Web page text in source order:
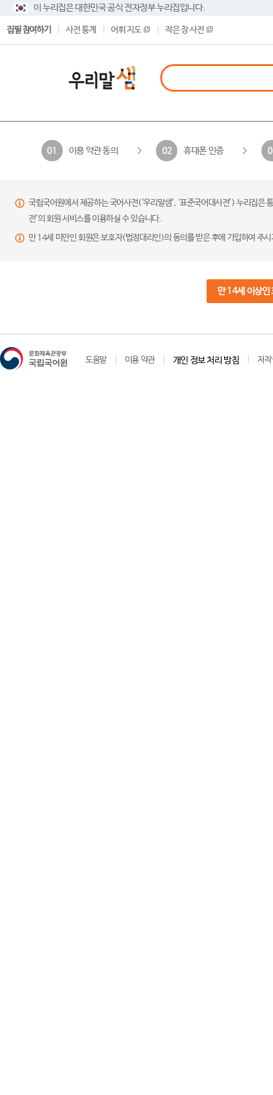
이 누리집은 대한민국 공식 전자정부 누리집입니다.
집필 참여하기 사전 통계 어휘 지도 작은 창 사전
01 이용 약관 동의 02 휴대폰 인증
국립국어원에서 제공하는 국어사전(‘우리말샘’, ‘표준국어대사전’) 누리집
전’의 회원 서비스를 이용하실 수 있습니다.
만 14세 미만인 회원은 보호자(법정대리인)의 동의를 받은 후에 가입하여 주
만 14세 이상인
도움말 이용 약관 개인 정보 처리 방침 저